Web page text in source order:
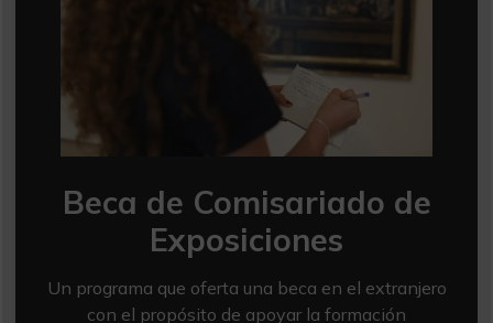
Beca de Comisariado de
Exposiciones
Un programa que oferta una beca en el extranjero
con el propósito de apoyar la formación